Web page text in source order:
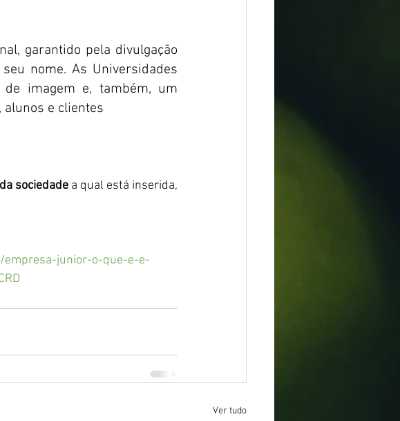
garantido pela divulgação
nome. As Universidades
imagem e, também, um
e clientes
sociedade a qual está inserida,
junior-o-que-e-e-
Ver tudo